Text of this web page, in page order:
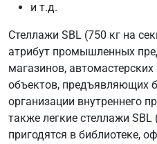
и т.д.
Стеллажи SBL (750 кг на
атрибут промышленных
магазинов,
объектов, предъявляющих
организации внутреннего
также легкие стеллажи
пригодятся в библиотеке,